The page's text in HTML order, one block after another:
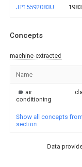
JP15592083U
Concepts
machine-extracted
Name
air
conditioning
Show all concepts
section
Data